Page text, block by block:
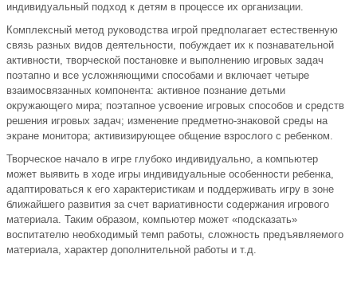
индивидуальный подход к детям в процессе их организации.
Комплексный метод руководства игрой предполагает естественную
связь разных видов деятельности, побуждает их к познавательной
активности, творческой постановке и выполнению игровых задач
поэтапно и все усложняющими способами и включает четыре
взаимосвязанных компонента: активное познание детьми
окружающего мира; поэтапное усвоение игровых способов и средств
решения игровых задач; изменение предметно-знаковой среды на
экране монитора; активизирующее общение взрослого с ребенком.
Творческое начало в игре глубоко индивидуально, а компьютер
может выявить в ходе игры индивидуальные особенности ребенка,
адаптироваться к его характеристикам и поддерживать игру в зоне
ближайшего развития за счет вариативности содержания игрового
материала. Таким образом, компьютер может «подсказать»
воспитателю необходимый темп работы, сложность предъявляемого
материала, характер дополнительной работы и т.д.